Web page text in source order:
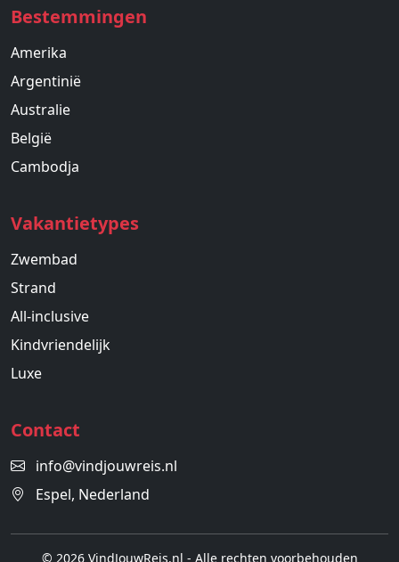
Bestemmingen
Amerika
Argentinië
Australie
België
Cambodja
Vakantietypes
Zwembad
Strand
All-inclusive
Kindvriendelijk
Luxe
Contact
info@vindjouwreis.nl
Espel, Nederland
© 2026 VindJouwReis.nl - Alle rechten voorbehouden